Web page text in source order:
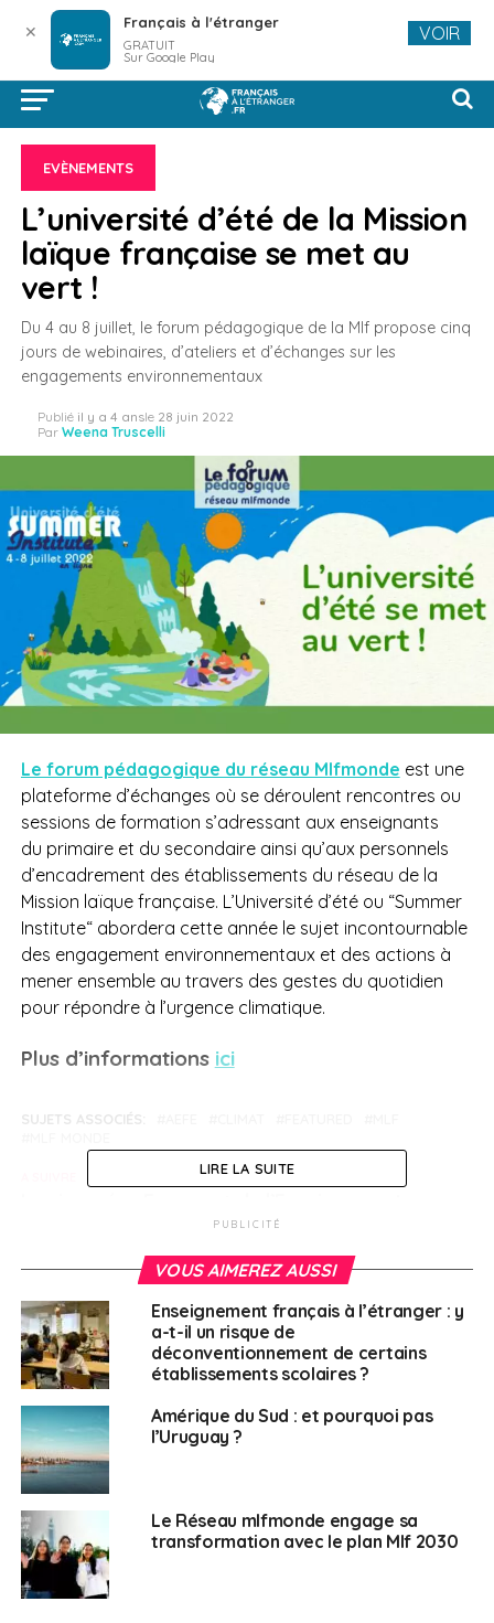
EVÈNEMENTS
L’université d’été de la Mission
laïque française se met au
vert !
Du 4 au 8 juillet, le forum pédagogique de la Mlf propose cinq
jours de webinaires, d’ateliers et d’échanges sur les
engagements environnementaux
Publié il y a 4 ansle 28 juin 2022
Par Weena Truscelli
Le forum pédagogique du réseau Mlfmonde est une
plateforme d’échanges où se déroulent rencontres ou
sessions de formation s’adressant aux enseignants
du primaire et du secondaire ainsi qu’aux personnels
d’encadrement des établissements du réseau de la
Mission laïque française. L’Université d’été ou “Summer
Institute“ abordera cette année le sujet incontournable
des engagement environnementaux et des actions à
mener ensemble au travers des gestes du quotidien
pour répondre à l’urgence climatique.
Plus d’informations ici
SUJETS ASSOCIÉS:
Les “rendez-vous de la retraite“du 27 juin au 2
juillet
Weena Truscelli
LIRE LA SUITE
PUBLICITÉ
VOUS AIMEREZ AUSSI
Enseignement français à l’étranger : y
a-t-il un risque de
déconventionnement de certains
établissements scolaires ?
Amérique du Sud : et pourquoi pas
l’Uruguay ?
Le Réseau mlfmonde engage sa
transformation avec le plan Mlf 2030
✕ Français à l'étranger
GRATUIT
Sur Google Play
VOIR